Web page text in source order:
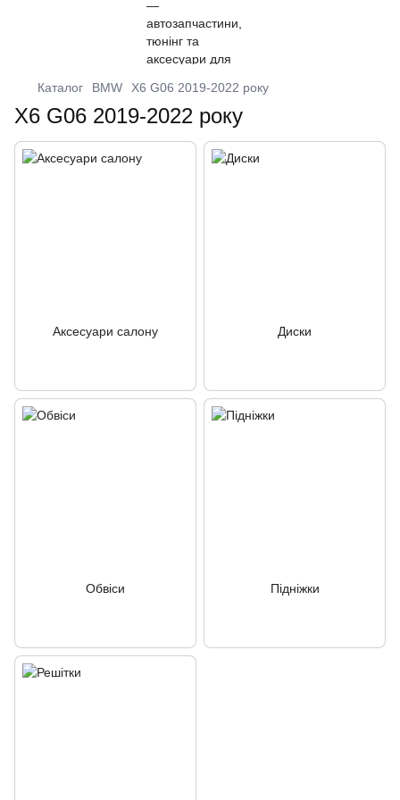
Каталог BMW X6 G06 2019-2022 року
X6 G06 2019-2022 року
Аксесуари салону Диски
Обвіси Підніжки